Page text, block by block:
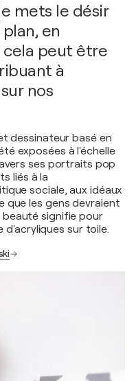
mets le désir
en
peut être
à
nos
dessinateur basé en
exposées à l'échelle
ses portraits pop
liés à la
sociale, aux idéaux
que les gens devraient
beauté signifie pour
d'acryliques sur toile.